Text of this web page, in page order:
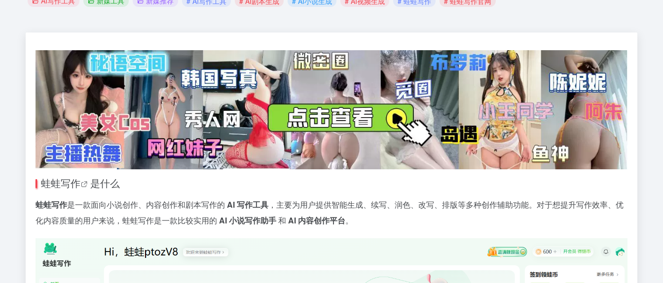
蛙蛙写作 是什么
蛙蛙写作是一款面向小说创作、内容创作和剧本写作的 AI 写作工具 ，主要为用户提供智能生成、续写、润色、改写、排版等多种创作辅助功能。对于想提升写作效率、优
化内容质量的用户来说，蛙蛙写作是一款比较实用的 AI 小说写作助手和 AI 内容创作平台。